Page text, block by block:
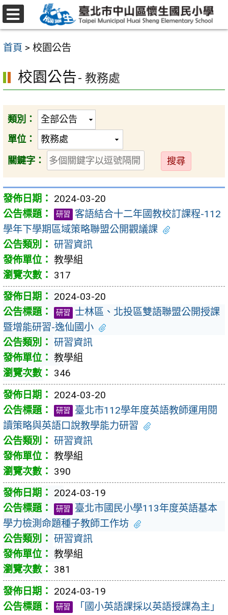
跳
至
要
容
首頁 > 校園公告
校園公告- 教務處
類別：
單位：
關鍵字：
送
出
2024-03-20
研習 客語結合十二年國教校訂課程-112
學年下學期區域策略聯盟公開觀議課
研習資訊
教學組
317
2024-03-20
研習
士林區、北投區雙語聯盟公開授課
暨增能研習-逸仙國小
研習資訊
教學組
346
2024-03-20
研習
臺北市112學年度英語教師運用閱
讀策略與英語口說教學能力研習
研習資訊
教學組
390
2024-03-19
研習
臺北市國民小學113年度英語基本
學力檢測命題種子教師工作坊
研習資訊
教學組
381
2024-03-19
研習
「國小英語課採以英語授課為主」
選
單